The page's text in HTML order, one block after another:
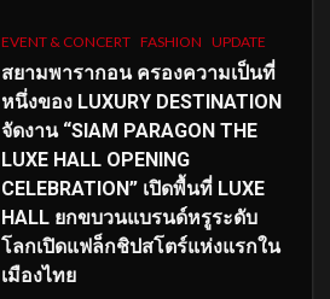
EVENT & CONCERT FASHION UPDATE
สยามพารากอน ครองความเป็นที่
หนึ่งของ LUXURY DESTINATION
จัดงาน “SIAM PARAGON THE
LUXE HALL OPENING
CELEBRATION” เปิดพื้นที่ LUXE
HALL ยกขบวนแบรนด์หรูระดับ
โลกเปิดแฟล็กชิปสโตร์แห่งแรกใน
เมืองไทย